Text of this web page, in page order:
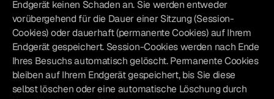
Endgerät keinen Schaden an. Sie werden entweder
vorübergehend für die Dauer einer Sitzung (Session-
Cookies) oder dauerhaft (permanente Cookies) auf Ihrem
Endgerät gespeichert. Session-Cookies werden nach Ende
Ihres Besuchs automatisch gelöscht. Permanente Cookies
bleiben auf Ihrem Endgerät gespeichert, bis Sie diese
selbst löschen oder eine automatische Löschung durch